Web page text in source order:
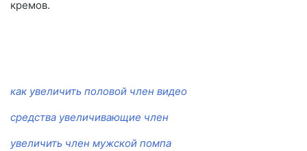
кремов.
как увеличить половой член видео
средства увеличивающие член
увеличить член мужской помпа